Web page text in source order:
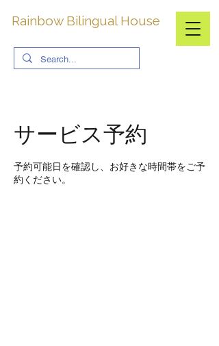
​Rainbow Bilingual House
サービス予約
予約可能日を確認し、お好きな時間帯をご予
約ください。